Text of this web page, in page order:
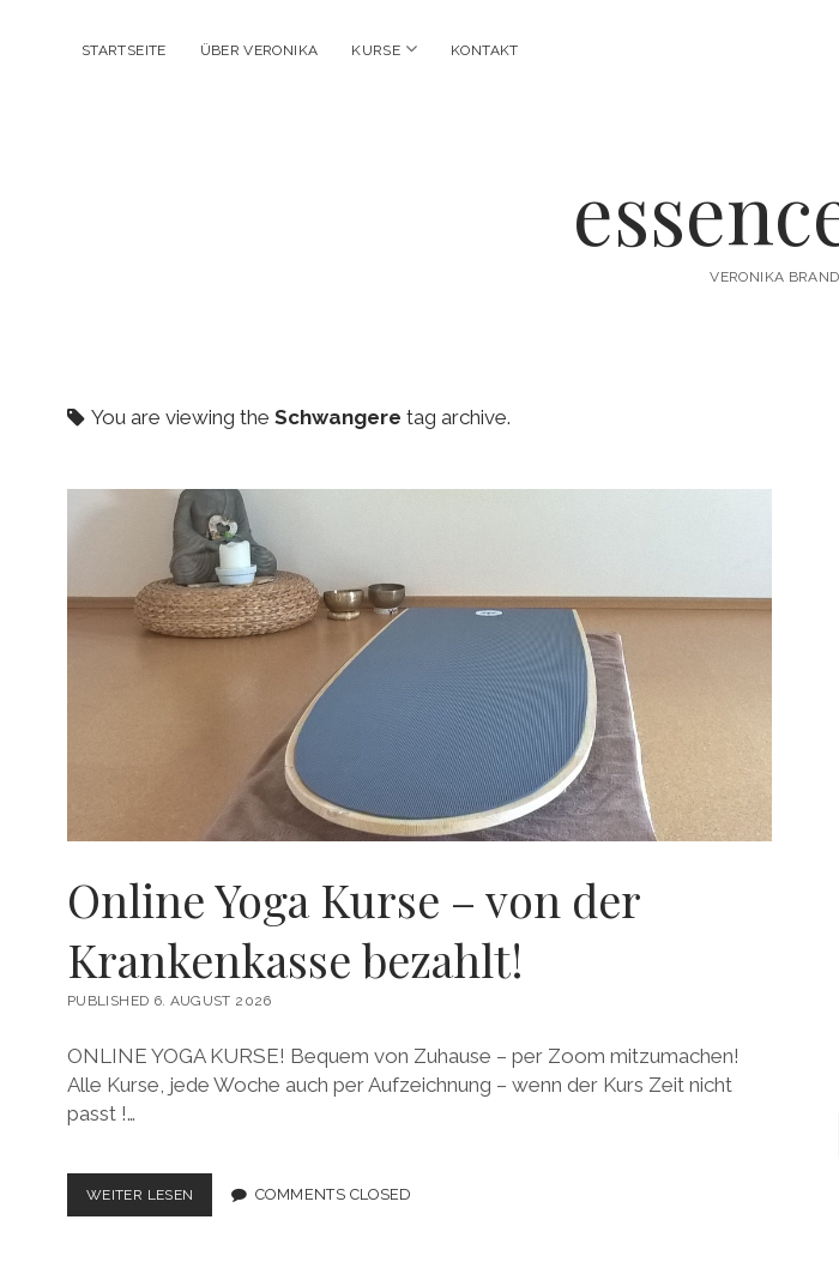
STARTSEITE ÜBER VERONIKA KURSE open
KONTAKT
VERONIKA
You are viewing the Schwangere tag archive.
Online Yoga Kurse – von der
Krankenkasse bezahlt!
PUBLISHED 6. AUGUST 2026
ONLINE YOGA KURSE! Bequem von Zuhause – per Zoom mitzumachen!
Alle Kurse, jede Woche auch per Aufzeichnung – wenn der Kurs Zeit nicht
passt !…
WEITER LESEN ONLINE
YOGA
COMMENTS CLOSED